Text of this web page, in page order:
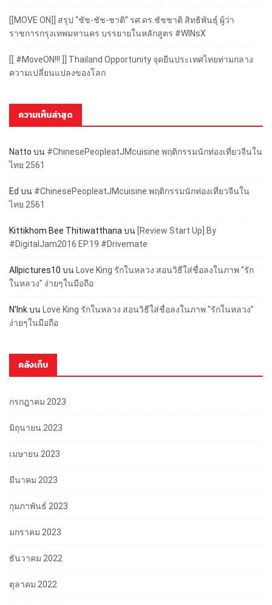
[[MOVE ON]] สรุป “ชัช-ชัช-ชาติ” รศ.ดร.ชัชชาติ สิทธิพันธุ์ ผู้ว่า
ราชการกรุงเทพมหานคร บรรยายในหลักสูตร #WINsX
[[ #MoveON!!! ]] Thailand Opportunity จุดยืนประเทศไทยท่ามกลาง
ความเปลี่ยนแปลงของโลก
ความเห็นล่าสุด
Natto บน #ChinesePeopleatJMcuisine พฤติกรรมนักท่องเที่ยวจีนใน
ไทย 2561
Ed บน #ChinesePeopleatJMcuisine พฤติกรรมนักท่องเที่ยวจีนใน
ไทย 2561
Kittikhom Bee Thitiwatthanaบน [Review Start Up] By
#DigitalJam2016 EP.19 #Drivemate
Allpictures10 บน Love King รักในหลวง สอนวิธีใส่ชื่อลงในภาพ “รัก
ในหลวง” ง่ายๆในมือถือ
N'Inkบน Love King รักในหลวง สอนวิธีใส่ชื่อลงในภาพ “รักในหลวง”
ง่ายๆในมือถือ
คลังเก็บ
กรกฎาคม 2023
มิถุนายน 2023
เมษายน 2023
มีนาคม 2023
กุมภาพันธ์ 2023
มกราคม 2023
ธันวาคม 2022
ตุลาคม 2022